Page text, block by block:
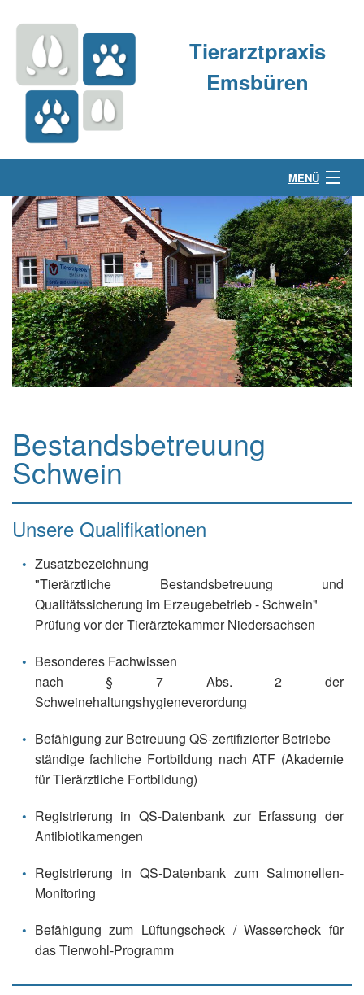
Tierarztpraxis
Emsbüren
MENÜ
Über uns
Kleintierpraxis
Großtierpraxis
Kontakt & Anfahrt
Bestandsbetreuung
Schwein
Unsere Qualifikationen
Zusatzbezeichnung
"Tierärztliche Bestandsbetreuung und
Qualitätssicherung im Erzeugebetrieb - Schwein"
Prüfung vor der Tierärztekammer Niedersachsen
Besonderes Fachwissen
nach § 7 Abs. 2 der
Schweinehaltungshygieneverordung
Befähigung zur Betreuung QS-zertifizierter Betriebe
ständige fachliche Fortbildung nach ATF (Akademie
für Tierärztliche Fortbildung)
Registrierung in QS-Datenbank zur Erfassung der
Antibiotikamengen
Registrierung in QS-Datenbank zum Salmonellen-
Monitoring
Befähigung zum Lüftungscheck / Wassercheck für
das Tierwohl-Programm